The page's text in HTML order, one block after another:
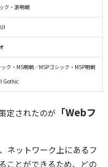
ク・游明朝
ック・MS明朝／MSPゴシック・MSP明朝
Gothic
定されたのが 「Webフ
ネットワーク上にあるフ
ことができるため、どの